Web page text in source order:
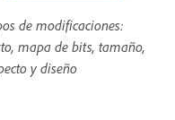
de modificaciones:
mapa de bits, tamaño,
y diseño